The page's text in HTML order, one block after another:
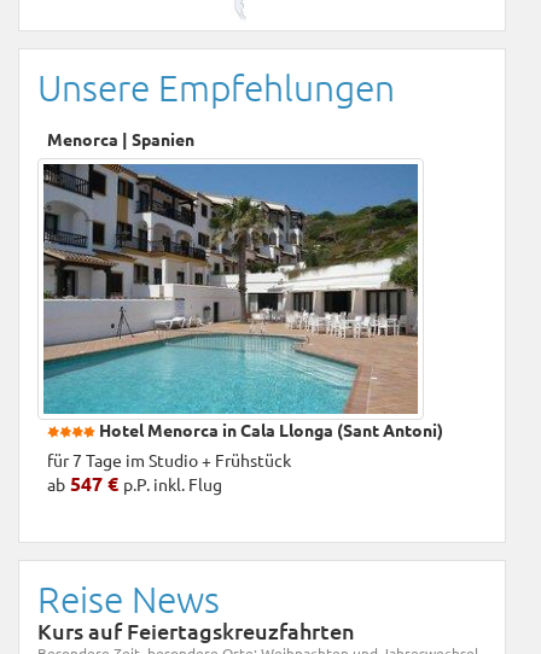
Unsere Empfehlungen
Menorca | Spanien
Hotel Menorca in Cala Llonga (Sant Antoni)
für 7 Tage im Studio + Frühstück
ab 547 € p.P. inkl. Flug
Reise News
Kurs auf Feiertagskreuzfahrten